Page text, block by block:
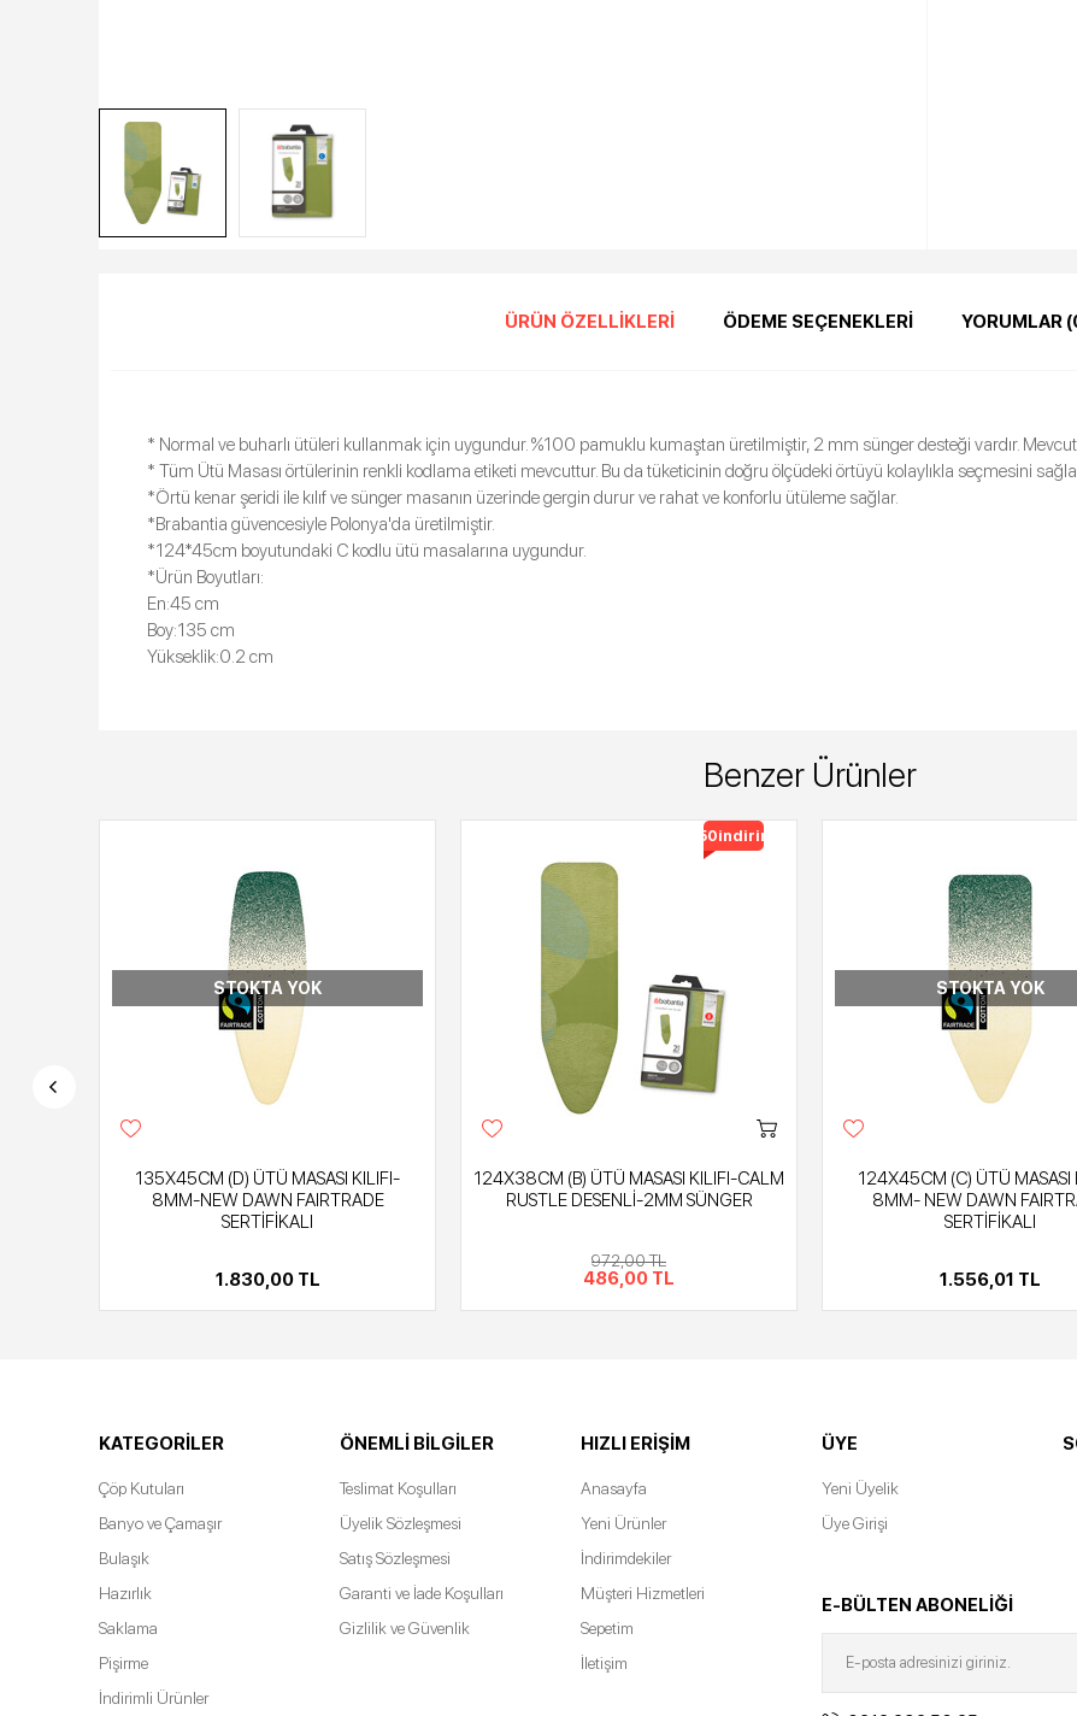
ÜRÜN ÖZELLIKLERI ÖDEME SEÇENEKLERI YORUMLAR
* Normal ve buharlı ütüleri kullanmak için uygundur. %100 pamuklu kumaştan üretilmiştir, 2 mm sünger desteği vardır.
* Tüm Ütü Masası örtülerinin renkli kodlama etiketi mevcuttur. Bu da tüketicinin doğru ölçüdeki örtüyü kolaylıkla seçmesini
*Örtü kenar şeridi ile kılıf ve sünger masanın üzerinde gergin durur ve rahat ve konforlu ütüleme sağlar.
*Brabantia güvencesiyle Polonya'da üretilmiştir.
*124*45cm boyutundaki C kodlu ütü masalarına uygundur.
*Ürün Boyutları:
En:45 cm
Boy:135 cm
Yükseklik:0.2 cm
Benzer Ürünler
STOKTA YOK
135X45CM (D) ÜTÜ MASASI KILIFI-
8MM-NEW DAWN FAIRTRADE
SERTİFİKALI
1.830,00 TL
%50indirimli
124X38CM (B) ÜTÜ MASASI KILIFI-CALM
RUSTLE DESENLİ-2MM SÜNGER
972,00 TL
486,00 TL
STOKTA YOK
124X45CM (C) ÜTÜ MASASI
8MM- NEW DAWN
SERTİFİKALI
1.556,01 TL
KATEGORILER
Çöp Kutuları
Banyo ve Çamaşır
Bulaşık
Hazırlık
Saklama
Pişirme
İndirimli Ürünler
ÖNEMLI BILGILER
Teslimat Koşulları
Üyelik Sözleşmesi
Satış Sözleşmesi
Garanti ve İade Koşulları
Gizlilik ve Güvenlik
HIZLI ERIŞIM
Anasayfa
Yeni Ürünler
İndirimdekiler
Müşteri Hizmetleri
Sepetim
İletişim
ÜYE
Yeni Üyelik
Üye Girişi
E-BÜLTEN ABONELİĞİ